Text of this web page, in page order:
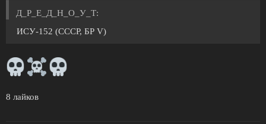
Д_Р_Е_Д_Н_О_У_Т:
ИСУ-152 (СССР, БР V)
8 лайков